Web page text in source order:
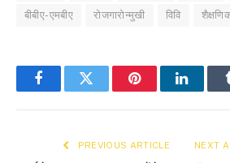
बीबीए-एमबीए रोजगारोन्मुखी विवि
FacebookTwitter Pinterest
PREVIOUS ARTICLE NEXT